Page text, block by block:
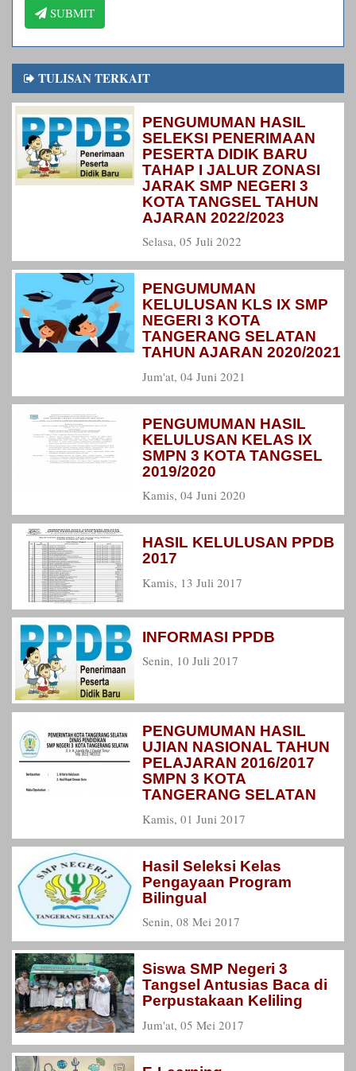
SUBMIT
TULISAN TERKAIT
PENGUMUMAN HASIL
SELEKSI PENERIMAAN
PESERTA DIDIK BARU
TAHAP I JALUR ZONASI
JARAK SMP NEGERI 3
KOTA TANGSEL TAHUN
AJARAN 2022/2023
Selasa, 05 Juli 2022
PENGUMUMAN
KELULUSAN KLS IX SMP
NEGERI 3 KOTA
TANGERANG SELATAN
TAHUN AJARAN 2020/2021
Jum'at, 04 Juni 2021
PENGUMUMAN HASIL
KELULUSAN KELAS IX
SMPN 3 KOTA TANGSEL
2019/2020
Kamis, 04 Juni 2020
HASIL KELULUSAN PPDB
2017
Kamis, 13 Juli 2017
INFORMASI PPDB
Senin, 10 Juli 2017
PENGUMUMAN HASIL
UJIAN NASIONAL TAHUN
PELAJARAN 2016/2017
SMPN 3 KOTA
TANGERANG SELATAN
Kamis, 01 Juni 2017
Hasil Seleksi Kelas
Pengayaan Program
Bilingual
Senin, 08 Mei 2017
Siswa SMP Negeri 3
Tangsel Antusias Baca di
Perpustakaan Keliling
Jum'at, 05 Mei 2017